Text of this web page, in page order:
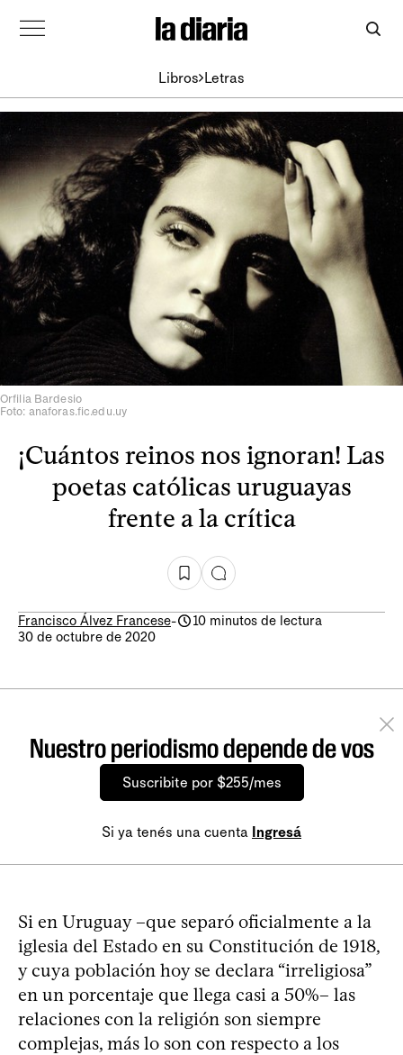
Libros Letras
Orfilia Bardesio
Foto: anaforas.fic.edu.uy
¡Cuántos reinos nos ignoran! Las
poetas católicas uruguayas
frente a la crítica
Francisco Álvez Francese-
10 minutos de lectura
30 de octubre de 2020
Nuestro periodismo depende de vos
Suscribite por $255/mes
Si ya tenés una cuenta Ingresá
Si en Uruguay –que separó oficialmente a la
iglesia del Estado en su Constitución de 1918,
y cuya población hoy se declara “irreligiosa”
en un porcentaje que llega casi a 50%– las
relaciones con la religión son siempre
complejas, más lo son con respecto a los